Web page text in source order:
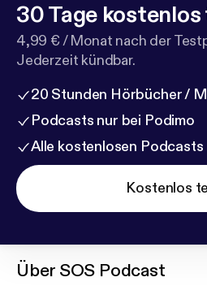
30 Tage
4,99 € / Monat nach der
Jederzeit kündbar.
20 Stunden Hörbücher /
Podcasts nur bei Podimo
Alle kostenlosen Podcasts
Kostenlos
Über SOS Podcast